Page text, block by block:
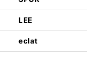
LEE
eclat